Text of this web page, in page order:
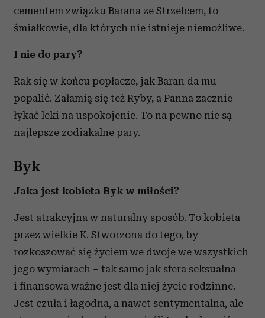
cementem związku Barana ze Strzelcem, to
śmiałkowie, dla których nie istnieje niemożliwe.
I nie do pary?
Rak się w końcu popłacze, jak Baran da mu
popalić. Załamią się też Ryby, a Panna zacznie
łykać leki na uspokojenie. To na pewno nie są
najlepsze zodiakalne pary.
Byk
Jaka jest kobieta Byk w miłości?
Jest atrakcyjna w naturalny sposób. To kobieta
przez wielkie K. Stworzona do tego, by
rozkoszować się życiem we dwoje we wszystkich
jego wymiarach – tak samo jak sfera seksualna
i finansowa ważne jest dla niej życie rodzinne.
Jest czuła i łagodna, a nawet sentymentalna, ale